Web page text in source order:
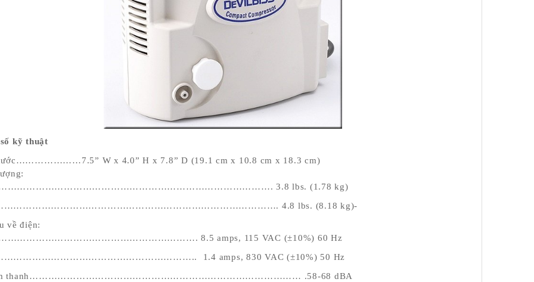
cao huyết áp, ngoài các biện
tập luyện thì việc lựa
bệnh này? Vậy người cao
kỹ thuật
W x 4.0” H x 7.8” D (19.1 cm x 10.8 cm x 18.3 cm)
3.8 lbs. (1.78 kg)
4.8 lbs. (8.18 kg)-
về điện:
8.5 amps, 115 VAC (±10%) 60 Hz
1.4 amps, 830 VAC (±10%) 50 Hz
thanh…………………………………………………………………………… .58-68 dBA